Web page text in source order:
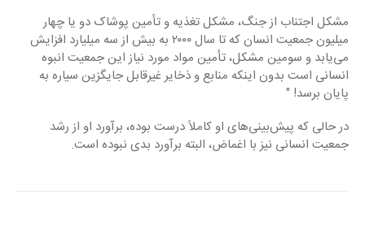
مشکل اجتناب از جنگ، مشکل تغذیه و تأمین پوشاک دو یا چهار
میلیون جمعیت انسان که تا سال ۲۰۰۰ به بیش از سه میلیارد افزایش
می‌یابد و سومین مشکل، تأمین مواد مورد نیاز این جمعیت انبوه
انسانی است بدون اینکه منابع و ذخایر غیرقابل جایگزین سیاره به
پایان برسد! "
در حالی که پیش‌بینی‌های او کاملاً درست بوده، برآورد او از رشد
جمعیت انسانی نیز با اغماض، البته برآورد بدی نبوده است.